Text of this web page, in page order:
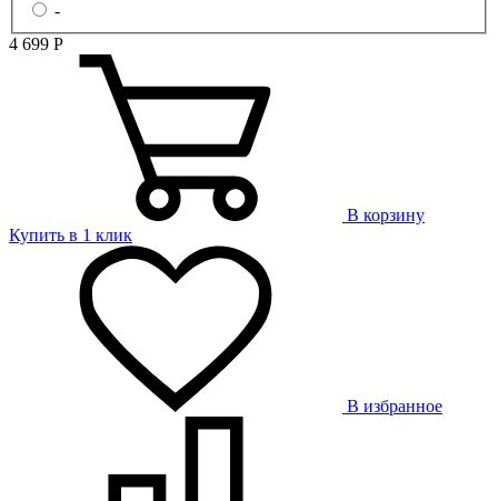
-
4 699 Р
В корзину
Купить в 1 клик
В избранное